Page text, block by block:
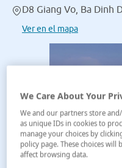
D8 Giang Vo, Ba Dinh
Ver en el mapa
We Care About Your
We and our partners store
as unique IDs in cookies to
manage your choices by
policy page. These choices
affect browsing data.